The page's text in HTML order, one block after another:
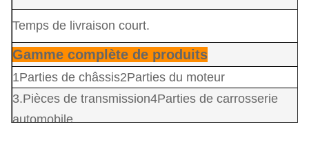
Temps de livraison court.
Gamme complète de produits
1Parties de châssis2Parties du moteur
3.Pièces de transmission4Parties de carrosserie
automobile